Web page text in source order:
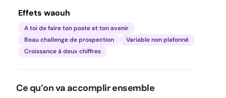
Effets waouh
A toi de faire ton poste et ton avenir
Beau challenge de prospection
Variable non plafonné
Croissance à deux chiffres
Ce qu’on va accomplir ensemble